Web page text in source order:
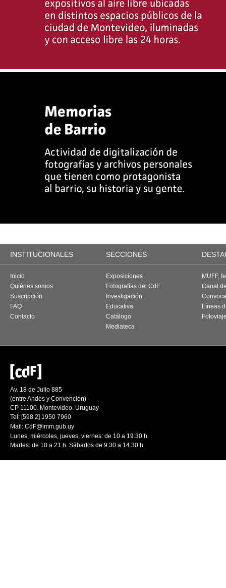
INSTITUCIONALES SECCIONES
Inicio
Quiénes somos
Suscripción
FAQ
Contacto
Exposiciones
Fotografías del CdF
Investigación
Educativa
Catálogo
Mediateca
MUFF,
Canal
Líneas
Av. 18 de Julio 885
(entre Andes y Convención)
CP 11100. Montevideo. Uruguay
Tel: [598 2] 1950 7960
Mail: CdF@imm.gub.uy
Lunes, miércoles, jueves, viernes: de 10 a 19.30 h.
Martes: de 10 a 21 h. Sábados de 9.30 a 14.30 h.